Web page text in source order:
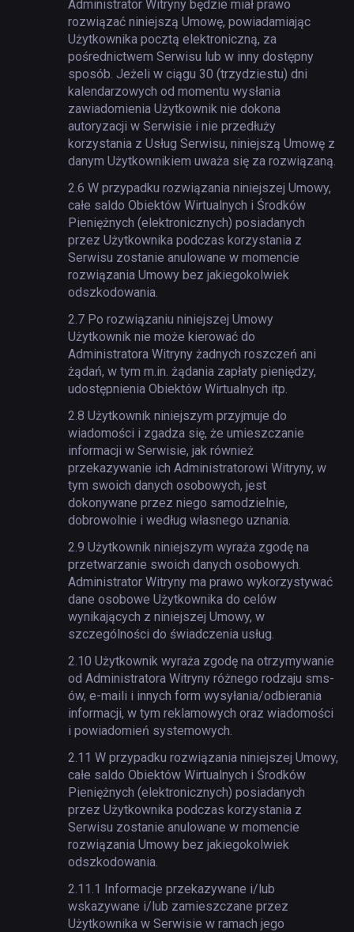
Administrator Witryny będzie miał prawo
rozwiązać niniejszą Umowę, powiadamiając
Użytkownika pocztą elektroniczną, za
pośrednictwem Serwisu lub w inny dostępny
sposób. Jeżeli w ciągu 30 (trzydziestu) dni
kalendarzowych od momentu wysłania
zawiadomienia Użytkownik nie dokona
autoryzacji w Serwisie i nie przedłuży
korzystania z Usług Serwisu, niniejszą Umowę z
danym Użytkownikiem uważa się za rozwiązaną.
2.6 W przypadku rozwiązania niniejszej Umowy,
całe saldo Obiektów Wirtualnych i Środków
Pieniężnych (elektronicznych) posiadanych
przez Użytkownika podczas korzystania z
Serwisu zostanie anulowane w momencie
rozwiązania Umowy bez jakiegokolwiek
odszkodowania.
2.7 Po rozwiązaniu niniejszej Umowy
Użytkownik nie może kierować do
Administratora Witryny żadnych roszczeń ani
żądań, w tym m.in. żądania zapłaty pieniędzy,
udostępnienia Obiektów Wirtualnych itp.
2.8 Użytkownik niniejszym przyjmuje do
wiadomości i zgadza się, że umieszczanie
informacji w Serwisie, jak również
przekazywanie ich Administratorowi Witryny, w
tym swoich danych osobowych, jest
dokonywane przez niego samodzielnie,
dobrowolnie i według własnego uznania.
2.9 Użytkownik niniejszym wyraża zgodę na
przetwarzanie swoich danych osobowych.
Administrator Witryny ma prawo wykorzystywać
dane osobowe Użytkownika do celów
wynikających z niniejszej Umowy, w
szczególności do świadczenia usług.
2.10 Użytkownik wyraża zgodę na otrzymywanie
od Administratora Witryny różnego rodzaju sms-
ów, e-maili i innych form wysyłania/odbierania
informacji, w tym reklamowych oraz wiadomości
i powiadomień systemowych.
2.11 W przypadku rozwiązania niniejszej Umowy,
całe saldo Obiektów Wirtualnych i Środków
Pieniężnych (elektronicznych) posiadanych
przez Użytkownika podczas korzystania z
Serwisu zostanie anulowane w momencie
rozwiązania Umowy bez jakiegokolwiek
odszkodowania.
2.11.1 Informacje przekazywane i/lub
wskazywane i/lub zamieszczane przez
Użytkownika w Serwisie w ramach jego